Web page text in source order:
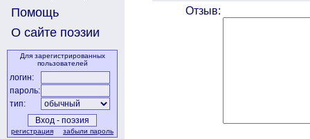
Помощь
О сайте поэзии
Для зарегистрированных
пользователей
логин:
пароль:
тип:
регистрация забыли пароль
Отзыв: